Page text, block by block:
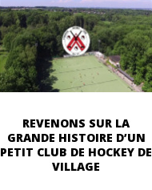
REVENONS SUR LA
GRANDE HISTOIRE D’UN
PETIT CLUB DE HOCKEY DE
VILLAGE